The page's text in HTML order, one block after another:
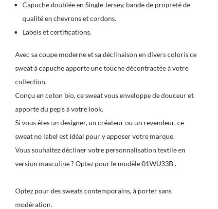
Capuche doublée en Single Jersey, bande de propreté de
qualité en chevrons et cordons.
Labels et certifications.
Avec sa coupe moderne et sa déclinaison en divers coloris ce
sweat à capuche apporte une touche décontractée à votre
collection.
Conçu en coton bio, ce sweat vous enveloppe de douceur et
apporte du pep's à votre look.
Si vous êtes un designer, un créateur ou un revendeur, ce
sweat no label est idéal pour y apposer votre marque.
Vous souhaitez décliner votre personnalisation textile en
version masculine ? Optez pour le modèle 01WU33B .
Optez pour des sweats contemporains, à porter sans
modération.